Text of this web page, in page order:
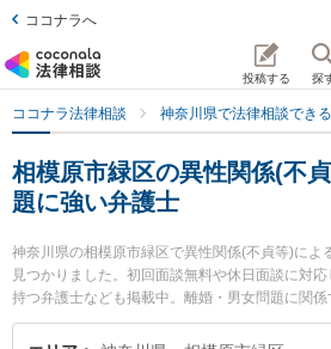
ココナラへ
投稿する 探
ココナラ法律相談 神奈川県で法律相談でき
相模原市緑区の異性関係(不
題に強い弁護士
神奈川県の相模原市緑区で異性関係(不貞等)によ
見つかりました。初回面談無料や休日面談に対
持つ弁護士なども掲載中。離婚・男女問題に関
等の細かな分野での絞り込み検索もでき便利で
律事務所 相模原支店の福本 拓眞弁護士や橋本さ